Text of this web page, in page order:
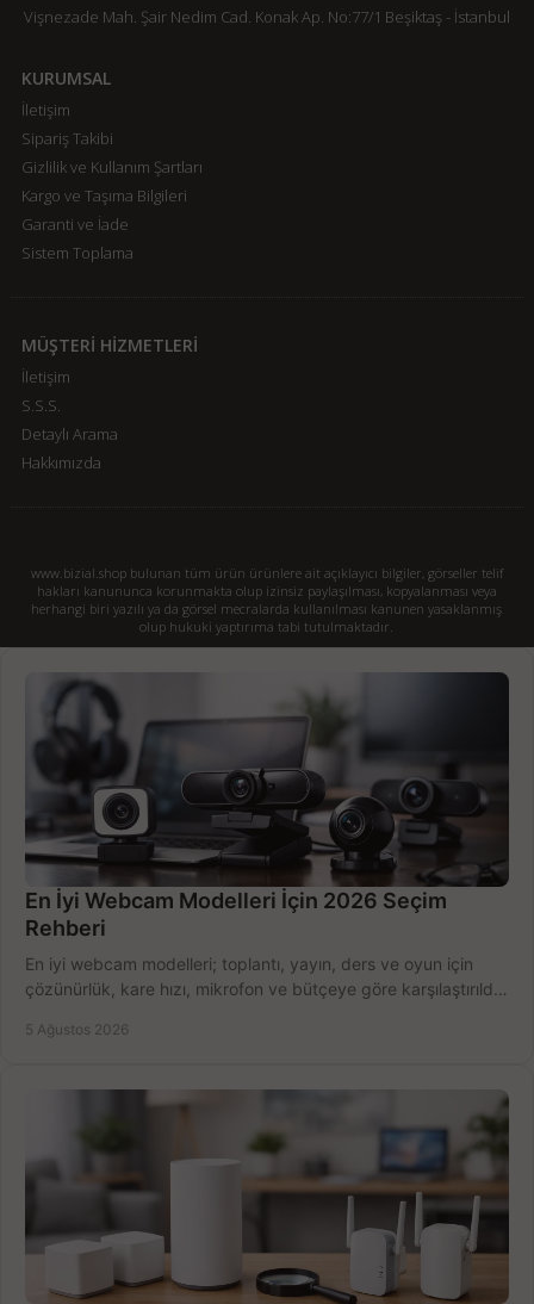
Vişnezade Mah. Şair Nedim Cad. Konak Ap. No:77/1 Beşiktaş - İstanbul
KURUMSAL
İletişim
Sipariş Takibi
Gizlilik ve Kullanım Şartları
Kargo ve Taşıma Bilgileri
Garanti ve İade
Sistem Toplama
MÜŞTERİ HİZMETLERİ
İletişim
S.S.S.
Detaylı Arama
Hakkımızda
www.bizial.shop bulunan tüm ürün ürünlere ait açıklayıcı bilgiler, görseller telif
hakları kanununca korunmakta olup izinsiz paylaşılması, kopyalanması veya
herhangi biri yazılı ya da görsel mecralarda kullanılması kanunen yasaklanmış
olup hukuki yaptırıma tabi tutulmaktadır.
En İyi Webcam Modelleri İçin 2026 Seçim
Rehberi
En iyi webcam modelleri; toplantı, yayın, ders ve oyun için
çözünürlük, kare hızı, mikrofon ve bütçeye göre karşılaştırıldı.
5 Ağustos 2026